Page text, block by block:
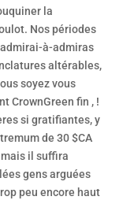
la
Nos périodes
à-admiras
altérables,
soyez vous
CrownGreen fin , !
si gratifiantes, y
de 30 $CA
il suffira
gens arguées
peu encore haut